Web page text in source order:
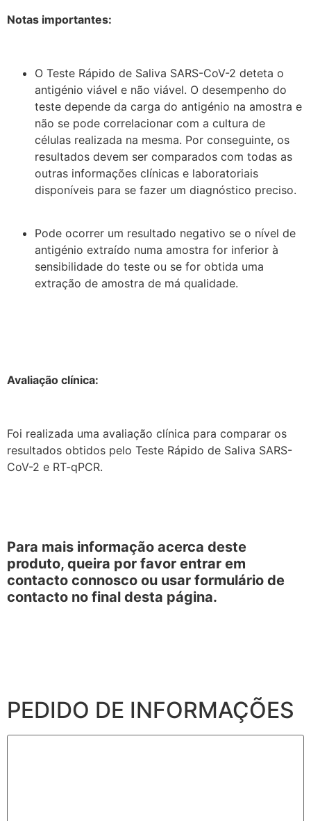
Notas importantes:
O Teste Rápido de Saliva SARS-CoV-2 deteta o
antigénio viável e não viável. O desempenho do
teste depende da carga do antigénio na amostra e
não se pode correlacionar com a cultura de
células realizada na mesma. Por conseguinte, os
resultados devem ser comparados com todas as
outras informações clínicas e laboratoriais
disponíveis para se fazer um diagnóstico preciso.
Pode ocorrer um resultado negativo se o nível de
antigénio extraído numa amostra for inferior à
sensibilidade do teste ou se for obtida uma
extração de amostra de má qualidade.
Avaliação clínica:
Foi realizada uma avaliação clínica para comparar os
resultados obtidos pelo Teste Rápido de Saliva SARS-
CoV-2 e RT-qPCR.
Para mais informação acerca deste
produto, queira por favor entrar em
contacto connosco ou usar formulário de
contacto no final desta página.
PEDIDO DE INFORMAÇÕES